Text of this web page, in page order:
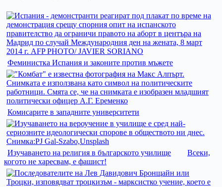
Феминистка Испания и законите против мъжете
Комисарите в западните университети
Изучаването на религия в българското училище
Всеки,
когото не харесвам, е фашист!